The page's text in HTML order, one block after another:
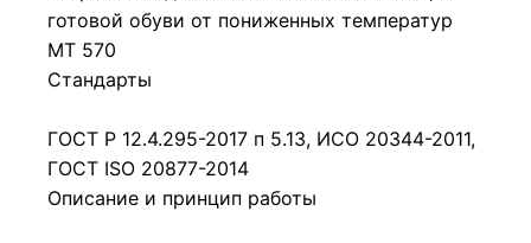
готовой обуви от пониженных температур
МТ 570
Стандарты
ГОСТ Р 12.4.295-2017 п 5.13, ИСО 20344-2011,
ГОСТ ISO 20877-2014
Описание и принцип работы